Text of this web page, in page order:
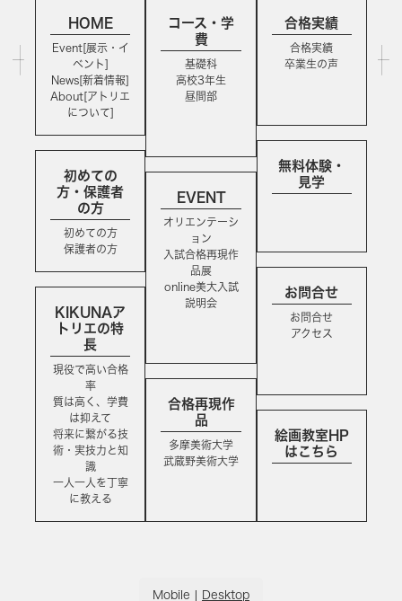
HOME
Event[展示・イ
ベント]
News[新着情報]
About[アトリエ
について]
初めての
方・保護者
の方
初めての方
保護者の方
KIKUNAア
トリエの特
長
現役で高い合格
率
質は高く、学費
は抑えて
将来に繋がる技
術・実技力と知
識
一人一人を丁寧
に教える
コース・学
費
基礎科
高校3年生
昼間部
EVENT
オリエンテーシ
ョン
入試合格再現作
品展
online美大入試
説明会
合格再現作
品
多摩美術大学
武蔵野美術大学
合格実績
合格実績
卒業生の声
無料体験・
見学
お問合せ
お問合せ
アクセス
絵画教室HP
はこちら
Mobile Desktop